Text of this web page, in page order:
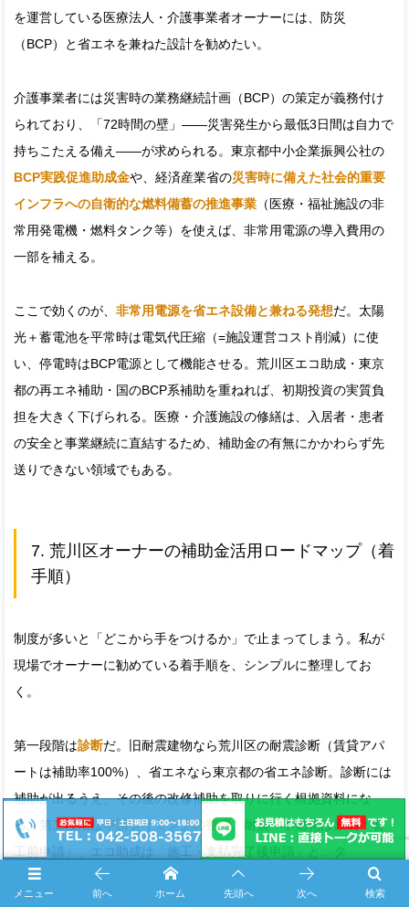
を運営している医療法人・介護事業者オーナーには、防災
（BCP）と省エネを兼ねた設計を勧めたい。
介護事業者には災害時の業務継続計画（BCP）の策定が義務付け
られており、「72時間の壁」――災害発生から最低3日間は自力で
持ちこたえる備え――が求められる。東京都中小企業振興公社の
BCP実践促進助成金や、経済産業省の災害時に備えた社会的重要
インフラへの自衛的な燃料備蓄の推進事業 （医療・福祉施設の非
常用発電機・燃料タンク等）を使えば、非常用電源の導入費用の
一部を補える。
ここで効くのが、 非常用電源を省エネ設備と兼ねる発想だ。太陽
光＋蓄電池を平常時は電気代圧縮（=施設運営コスト削減）に使
い、停電時はBCP電源として機能させる。荒川区エコ助成・東京
都の再エネ補助・国のBCP系補助を重ねれば、初期投資の実質負
担を大きく下げられる。医療・介護施設の修繕は、入居者・患者
の安全と事業継続に直結するため、補助金の有無にかかわらず先
送りできない領域でもある。
7. 荒川区オーナーの補助金活用ロードマップ（着
手順）
制度が多いと「どこから手をつけるか」で止まってしまう。私が
現場でオーナーに勧めている着手順を、シンプルに整理してお
く。
第一段階は診断だ。旧耐震建物なら荒川区の耐震診断（賃貸アパ
ートは補助率100%）、省エネなら東京都の省エネ診断。診断には
補助が出るうえ、その後の改修補助を取りに行く根拠資料にな
る。第二段階は申請タイミングの整理。耐震・不燃化は原則「着
工前申請」、エコ助成は「施工・支払完了後申請」と、タイミン
グが真逆だ。複数制度を重ねるなら、ここで工程表を作ってお
メニュー 検索
前へ ホーム 先頭へ 次へ